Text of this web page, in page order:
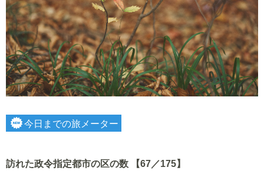
今日までの旅メーター
訪れた政令指定都市の区の数 【67／175】